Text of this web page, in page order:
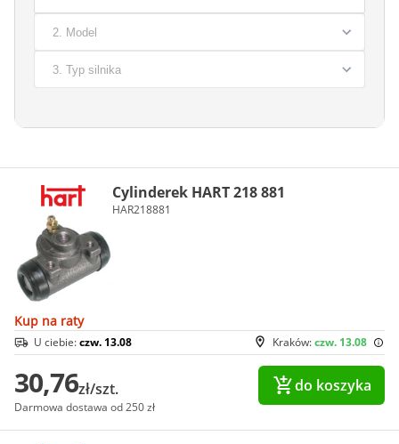
Cylinderek HART 218 881
HAR218881
Kup na raty
Kraków:czw. 13.08
U ciebie:czw. 13.08
30,76zł/szt.
Darmowa dostawa od 250 zł
do koszyka